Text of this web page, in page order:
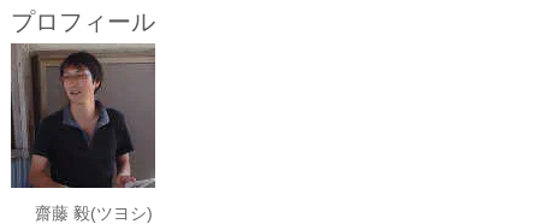
プロフィール
齋藤 毅(ツヨシ)